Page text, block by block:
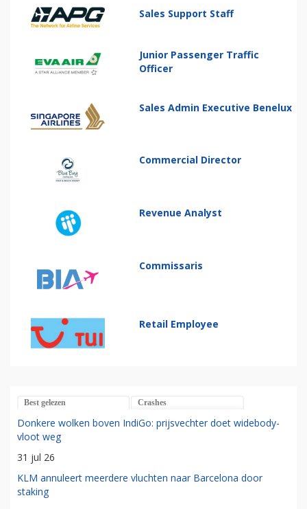
Sales Support Staff
Junior Passenger Traffic
Officer
Sales Admin Executive Benelux
Commercial Director
Revenue Analyst
Commissaris
Retail Employee
Best gelezen Crashes
Donkere wolken boven IndiGo: prijsvechter doet widebody-
vloot weg
31 jul 26
KLM annuleert meerdere vluchten naar Barcelona door
staking